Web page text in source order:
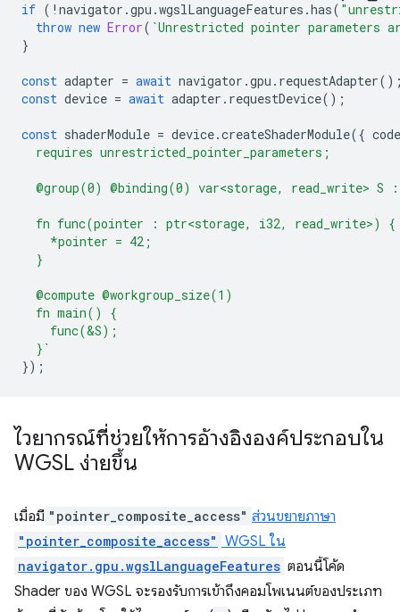
if ( ! navigator .gpu .wgslLanguageFeatures .has(
throw new Error( `Unrestricted pointer parameters
}
const adapter = await navigator .gpu . requestAdapter
const device = await adapter . requestDevice();
const shaderModule = device.createShaderModule({ code
  requires unrestricted_pointer_parameters;
@group(0) @binding(0) var<storage, read_write> S
  fn func(pointer : ptr<storage, i32, read_write>) {
    *pointer = 42;
  }
  @compute @workgroup_size(1)
  fn main() {
    func(&S);
  }`
});
ไวยากรณ์ที่ช่วยให้การอ้างอิงองค์ประกอบใน
WGSL ง่ายขึ้น
เมื่อมี "pointer_composite_access" ส่วนขยายภาษา
"pointer_composite_access" WGSL ใน
navigator.gpu.wgslLanguageFeatures ตอนนี้โค้ด
Shader ของ WGSL จะรองรับการเข้าถึงคอมโพเนนต์ของประเภท